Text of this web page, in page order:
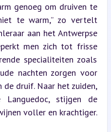
genoeg om druiven te
te warm,” zo vertelt
aan het Antwerpse
men zich tot frisse
specialiteiten zoals
nachten zorgen voor
druif. Naar het zuiden,
stijgen de
voller en krachtiger.